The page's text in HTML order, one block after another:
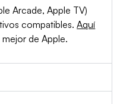
Arcade, Apple TV)
compatibles.Aquí
de Apple.